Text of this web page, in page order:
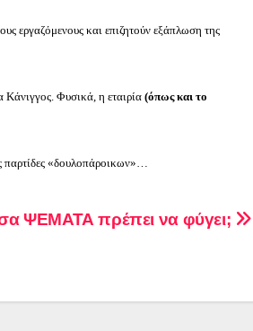
εργαζόμενους και επιζητούν εξάπλωση της
Κάνιγγος. Φυσικά, η εταιρία (όπως και το
παρτίδες «δουλοπάροικων»…
ΨΕΜΑΤΑ πρέπει να φύγει;